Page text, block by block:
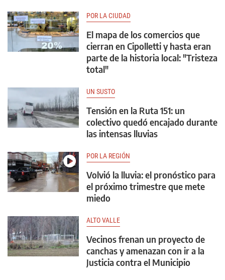
POR LA CIUDAD
El mapa de los comercios que
cierran en Cipolletti y hasta eran
parte de la historia local: "Tristeza
total"
UN SUSTO
Tensión en la Ruta 151: un
colectivo quedó encajado durante
las intensas lluvias
POR LA REGIÓN
Volvió la lluvia: el pronóstico para
el próximo trimestre que mete
miedo
ALTO VALLE
Vecinos frenan un proyecto de
canchas y amenazan con ir a la
Justicia contra el Municipio